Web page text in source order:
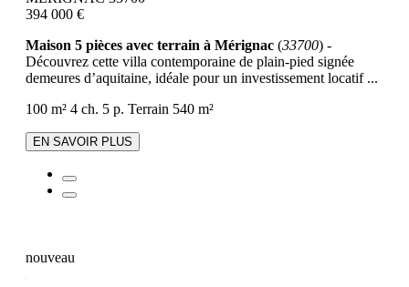
394 000 €
Maison 5 pièces avec terrain à Mérignac (33700) -
Découvrez cette villa contemporaine de plain-pied signée
demeures d’aquitaine, idéale pour un investissement locatif ...
100 m² 4 ch. 5 p. Terrain 540 m²
EN SAVOIR PLUS
nouveau